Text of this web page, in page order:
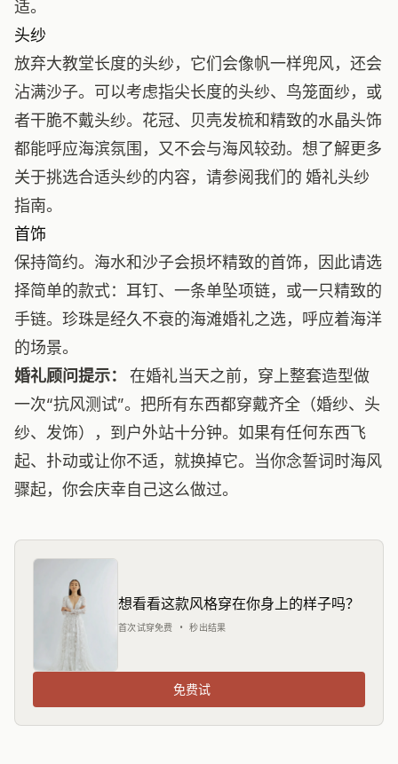
适。
头纱
放弃大教堂长度的头纱，它们会像帆一样兜风，还会
沾满沙子。可以考虑指尖长度的头纱、鸟笼面纱，或
者干脆不戴头纱。花冠、贝壳发梳和精致的水晶头饰
都能呼应海滨氛围，又不会与海风较劲。想了解更多
关于挑选合适头纱的内容，请参阅我们的 婚礼头纱
指南。
首饰
保持简约。海水和沙子会损坏精致的首饰，因此请选
择简单的款式：耳钉、一条单坠项链，或一只精致的
手链。珍珠是经久不衰的海滩婚礼之选，呼应着海洋
的场景。
婚礼顾问提示：
在婚礼当天之前，穿上整套造型做
一次“抗风测试”。把所有东西都穿戴齐全（婚纱、头
纱、发饰），到户外站十分钟。如果有任何东西飞
起、扑动或让你不适，就换掉它。当你念誓词时海风
骤起，你会庆幸自己这么做过。
想看看这款风格穿在你身上的样子吗？
首次试穿免费 • 秒出结果
免费试